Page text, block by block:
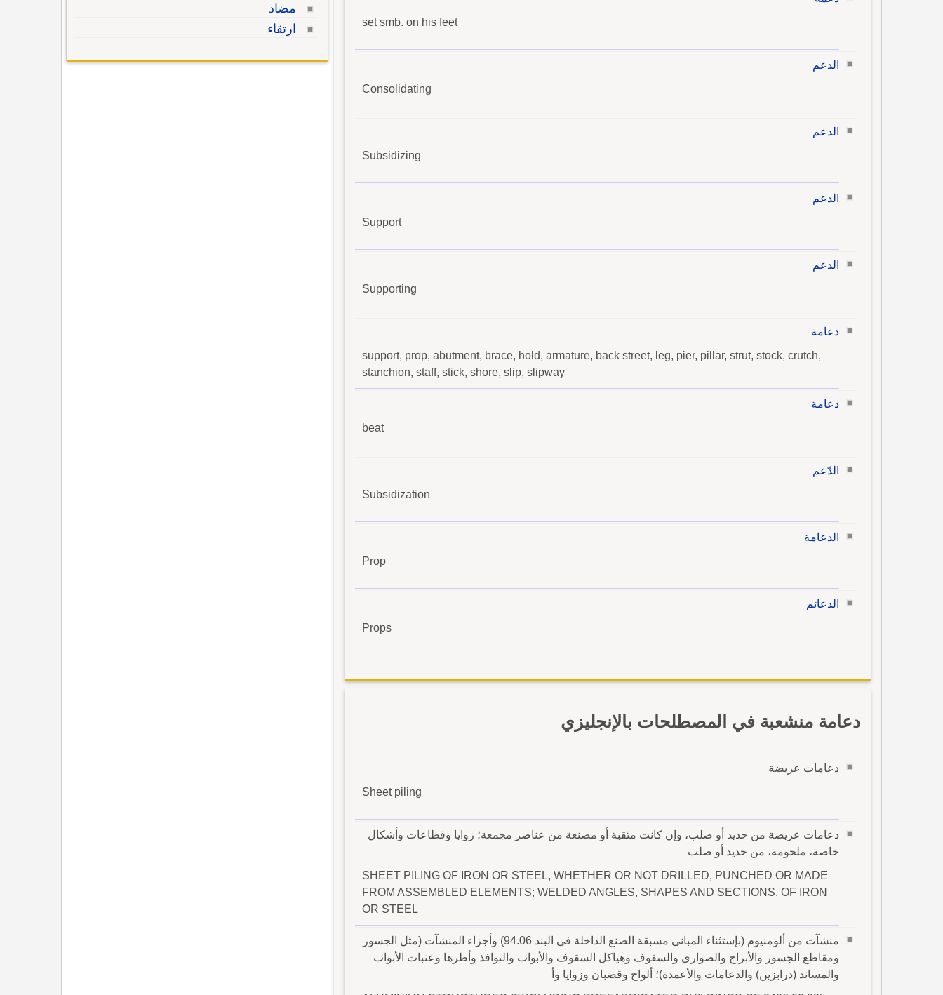
set smb. on his feet
الدعم
Consolidating
الدعم
Subsidizing
الدعم
Support
الدعم
Supporting
دعامة
support, prop, abutment, brace, hold, armature, back street, leg, pier, pillar, strut, stock, crutch,
stanchion, staff, stick, shore, slip, slipway
دعامة
beat
الدّعم
Subsidization
الدعامة
Prop
الدعائم
Props
دعامة منشعبة في المصطلحات بالإنجليزي
دعامات عريضة
Sheet piling
دعامات عريضة من حديد أو صلب، وإن كانت مثقبة أو مصنعة من عناصر مجمعة؛ زوايا وقطاعات وأشكال
خاصة، ملحومة، من حديد أو صلب
SHEET PILING OF IRON OR STEEL, WHETHER OR NOT DRILLED, PUNCHED OR MADE
FROM ASSEMBLED ELEMENTS; WELDED ANGLES, SHAPES AND SECTIONS, OF IRON
OR STEEL
منشآت من ألومنيوم (بإستثناء المبانى مسبقة الصنع الداخلة فى البند 94.06) وأجزاء المنشآت (مثل الجسور
ومقاطع الجسور والأبراج والصوارى والسقوف وهياكل السقوف والأبواب والنوافذ وأطرها وعتبات الأبواب
والمساند (درابزين) والدعامات والأعمدة)؛ ألواح وقضبان وزوايا وأ
مضاد
ارتقاء